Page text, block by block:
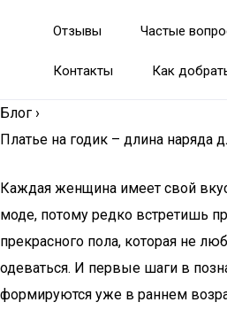
Отзывы Частые
Контакты Как
Блог ›
Платье на годик – длина наряда
Каждая женщина имеет свой
моде, потому редко встретишь
прекрасного пола, которая не
одеваться. И первые шаги в
формируются уже в раннем